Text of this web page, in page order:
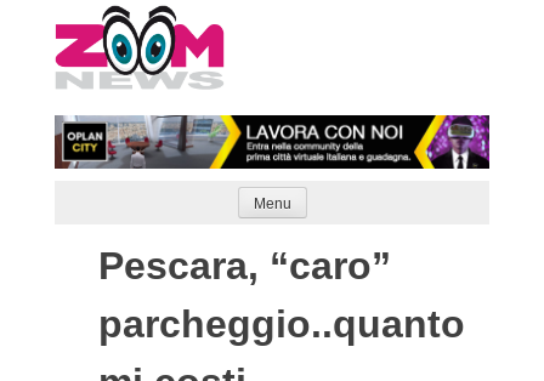
to
content
Menu
Pescara, “caro”
parcheggio..quanto